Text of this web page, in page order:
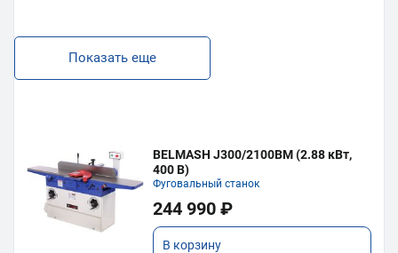
Показать еще
BELMASH J300/2100ВМ (2.88 кВт,
400 В)
Фуговальный станок
244 990 ₽
В корзину